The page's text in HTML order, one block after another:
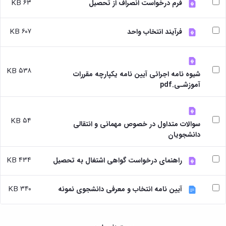
تکمیلیکارشناسی
و
آئین
نامه
ها
ترم
بندی
دروس
تحصیلات
تکمیلی
فرم
ها
و
آئین
ترفیع
آئین
نامه
فرم
های
پژوهشی
کارگاه ها
آزمایشگاه
ها
آزمایشگاه
انگل
شناسی
آزمایشگاه
بیوشیمی
و
فیزیولوژی
آزمایشگاه
آموزشی
بهداشت
و
کنترل
کیفی
موادغذایی
فرم درخواست انصراف از تحصیل ۶۳ KB
فرآیند انتخاب واحد ۶۰۷ KB
شیوه نامه اجرائی آیین نامه یکپارچه مقررات
آموزشـی.pdf
۵۳۸ KB
سوالات متداول در خصوص مهمانی و انتقالی
دانشجویان
۵۴ KB
راهنمای درخواست گواهی اشتغال به تحصیل ۴۳۴ KB
آیین نامه انتخاب و معرفی دانشجوی نمونه ۳۴۰ KB